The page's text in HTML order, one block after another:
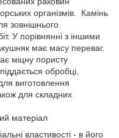
організмів. Камінь
зовнішнього
У порівнянні з іншими
має масу переваг.
міцну пористу
обробці,
виготовлення
для складних
матеріал
властивості - в його